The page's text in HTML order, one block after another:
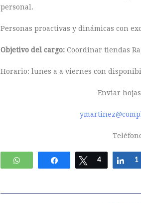
personal.
Personas proactivas y dinámicas con
Objetivo del cargo: Coordinar tiendas
Horario: lunes a a viernes con
Enviar
WhatsApp Compartir Twittear
4 1